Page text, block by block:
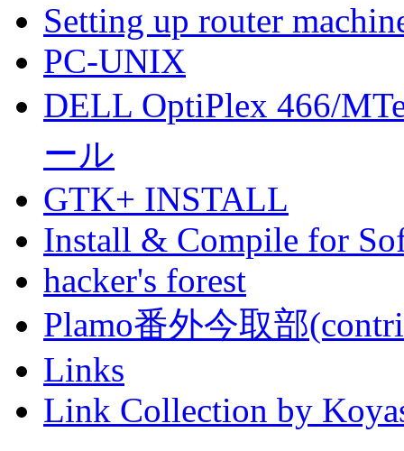
Setting up router
PC-UNIX
DELL OptiPlex 466/
ール
GTK+ INSTALL
Install & Compile for
hacker's forest
Plamo番外今取部
Links
Link Collection by